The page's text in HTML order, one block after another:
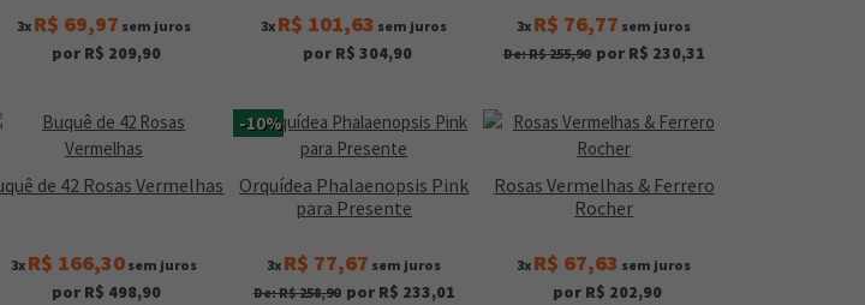
3x R$ 69,97 sem juros
por R$ 209,90
3x R$ 101,63 sem juros
por R$ 304,90
3x R$ 76,77 sem juros
De: R$ 255,90 por R$ 230,31
de 42 Rosas Vermelhas
3x R$ 166,30sem juros
por R$ 498,90
-10%
Orquídea Phalaenopsis Pink
para Presente
3x R$ 77,67 sem juros
De: R$ 258,90 por R$ 233,01
Rosas Vermelhas & Ferrero
Rocher
3x R$ 67,63 sem juros
por R$ 202,90